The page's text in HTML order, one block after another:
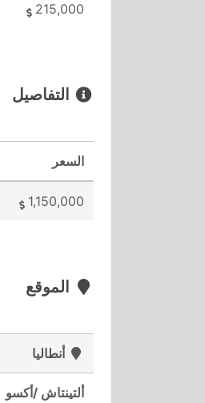
215,000
التفاصيل
السعر
1,150,000
الموقع
أنطاليا
ألتينتاش /أكسو